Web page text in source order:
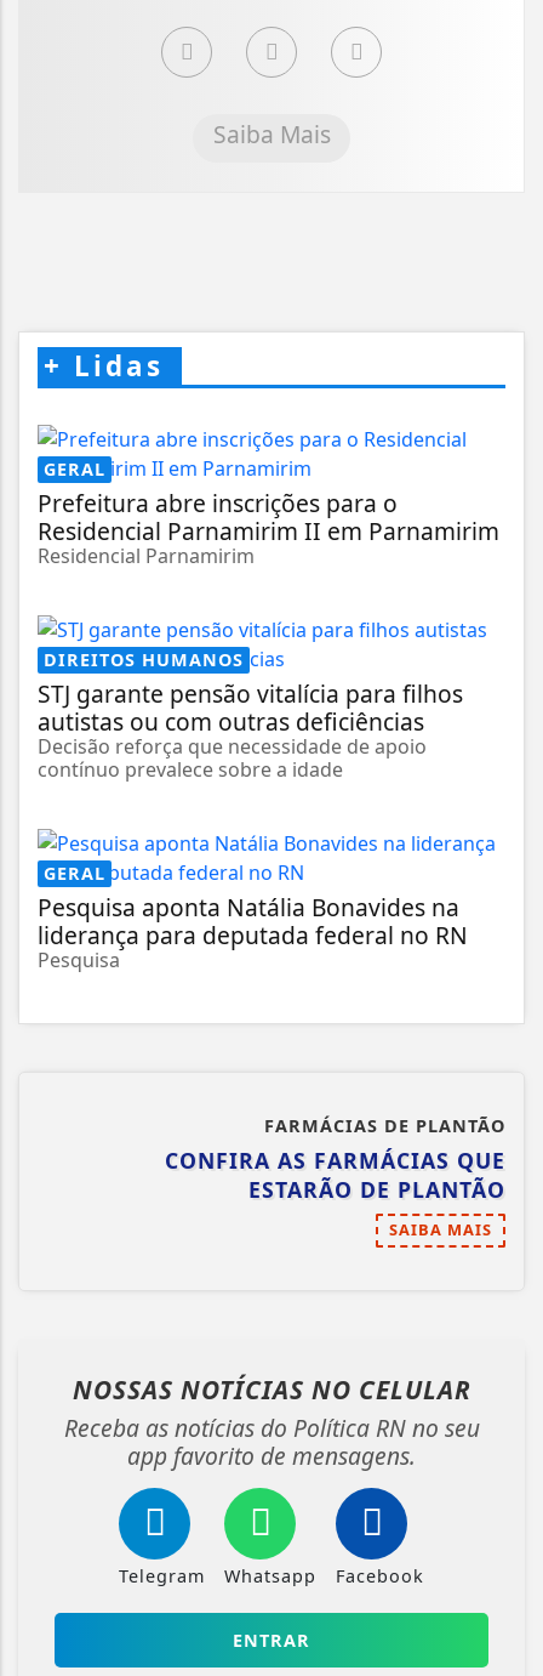
Saiba Mais
+ Lidas
GERAL
Prefeitura abre inscrições para o
Residencial Parnamirim II em Parnamirim
Residencial Parnamirim
DIREITOS HUMANOS
STJ garante pensão vitalícia para filhos
autistas ou com outras deficiências
Decisão reforça que necessidade de apoio
contínuo prevalece sobre a idade
GERAL
Pesquisa aponta Natália Bonavides na
liderança para deputada federal no RN
Pesquisa
FARMÁCIAS DE PLANTÃO
CONFIRA AS FARMÁCIAS QUE
ESTARÃO DE PLANTÃO
SAIBA MAIS
NOSSAS NOTÍCIAS NO CELULAR
Receba as notícias do Política RN no seu
app favorito de mensagens.
Telegram Whatsapp Facebook
ENTRAR